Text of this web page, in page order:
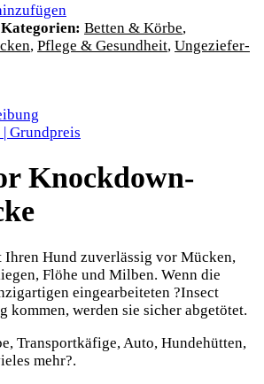
Kategorien: Betten & Körbe,
, Pflege & Gesundheit, Ungeziefer-
Grundpreis
Knockdown-
Ihren Hund zuverlässig vor Mücken,
Flöhe und Milben. Wenn die
eingearbeiteten ?Insect
kommen, werden sie sicher abgetötet.
Transportkäfige, Auto, Hundehütten,
mehr?.